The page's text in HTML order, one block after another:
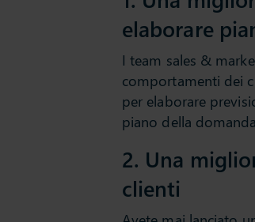
elaborare
I team sales &
comportamenti dei
per elaborare
piano della
2. Una
clienti